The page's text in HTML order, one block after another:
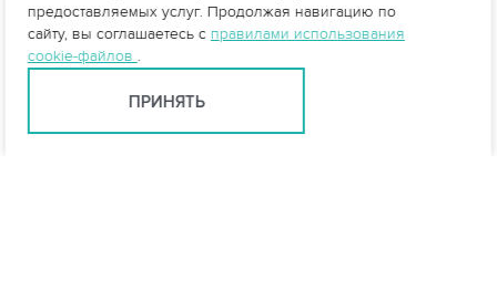
предоставляемых услуг. Продолжая навигацию по
сайту, вы соглашаетесь с правилами использования
cookie-файлов .
ПРИНЯТЬ